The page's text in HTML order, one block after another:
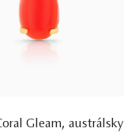
Gleam, austrálsky